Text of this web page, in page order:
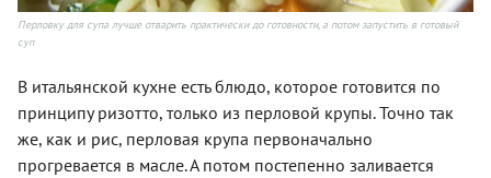
Перловку для супа лучше отварить практически до готовности, а потом запустить в готовый
суп
В итальянской кухне есть блюдо, которое готовится по
принципу ризотто, только из перловой крупы. Точно так
же, как и рис, перловая крупа первоначально
прогревается в масле. А потом постепенно заливается